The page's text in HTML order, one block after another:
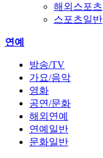
해외스포츠
스포츠일반
연예
방송/TV
가요/음악
영화
공연/문화
해외연예
연예일반
문화일반